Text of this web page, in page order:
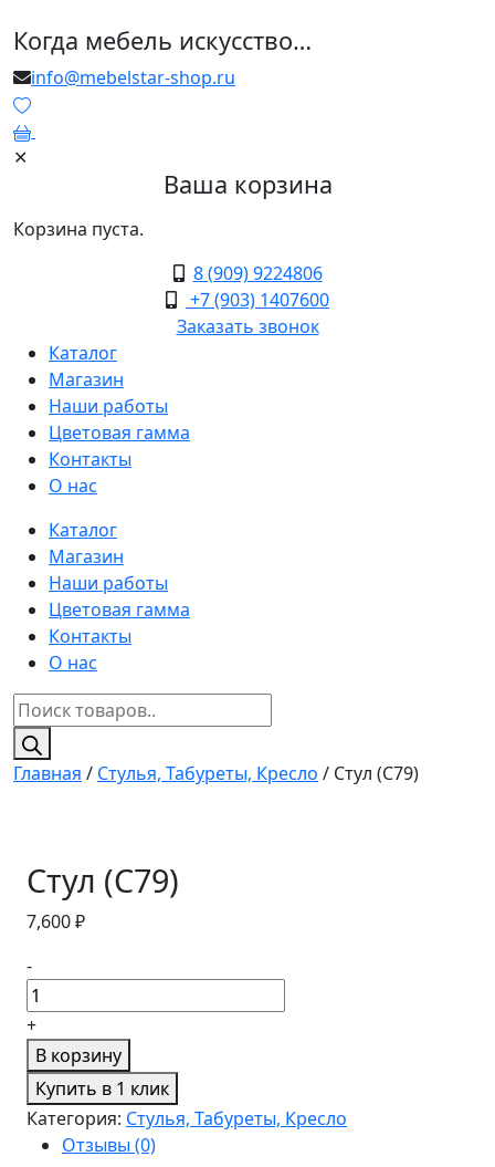
Когда мебель искусство…
info@mebelstar-shop.ru
✕
Ваша корзина
Корзина пуста.
8 (909) 9224806
+7 (903) 1407600
Заказать звонок
Каталог
Магазин
Наши работы
Цветовая гамма
Контакты
О нас
Каталог
Магазин
Наши работы
Цветовая гамма
Контакты
О нас
Поиск
товаров
Главная / Стулья, Табуреты, Кресло / Стул (C79)
Стул (C79)
7,600₽
-
+
В корзину
Купить в 1 клик
Категория: Стулья, Табуреты, Кресло
Отзывы (0)